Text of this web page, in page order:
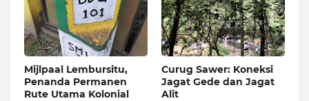
Mijlpaal Lembursitu,
Penanda Permanen
Rute Utama Kolonial
Curug Sawer: Koneksi
Jagat Gede dan Jagat
Alit